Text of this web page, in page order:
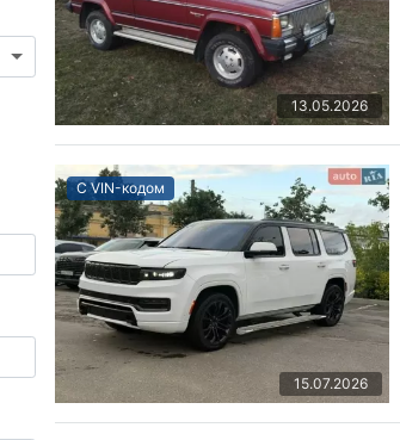
13.05.2026
С VIN-кодом
15.07.2026